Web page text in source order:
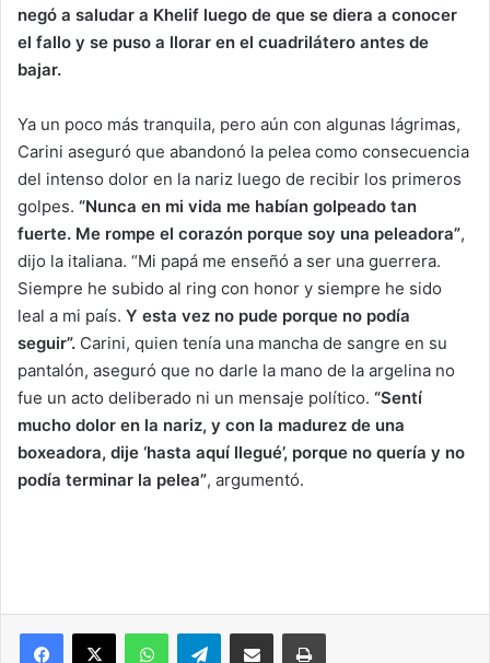
negó a saludar a Khelif luego de que se diera a conocer
el fallo y se puso a llorar en el cuadrilátero antes de
bajar.
Ya un poco más tranquila, pero aún con algunas lágrimas,
Carini aseguró que abandonó la pelea como consecuencia
del intenso dolor en la nariz luego de recibir los primeros
golpes. “Nunca en mi vida me habían golpeado tan
fuerte. Me rompe el corazón porque soy una peleadora”,
dijo la italiana. “Mi papá me enseñó a ser una guerrera.
Siempre he subido al ring con honor y siempre he sido
leal a mi país. Y esta vez no pude porque no podía
seguir”. Carini, quien tenía una mancha de sangre en su
pantalón, aseguró que no darle la mano de la argelina no
fue un acto deliberado ni un mensaje político. “Sentí
mucho dolor en la nariz, y con la madurez de una
boxeadora, dije ‘hasta aquí llegué’, porque no quería y no
podía terminar la pelea”, argumentó.
Facebook
X WhatsAppTelegramCompartir vía correo electrónicoImprimir